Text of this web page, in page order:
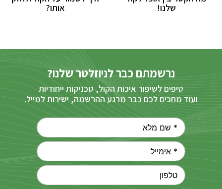
שלנו!
אותו?
נרשמתם כבר לניוזלטר שלנו?
טיפים לשיפור איכות הקול, טכניקות ייחודיות
ועוד מחכים לכם כבר מרגע ההרשמה, ישירות למייל.